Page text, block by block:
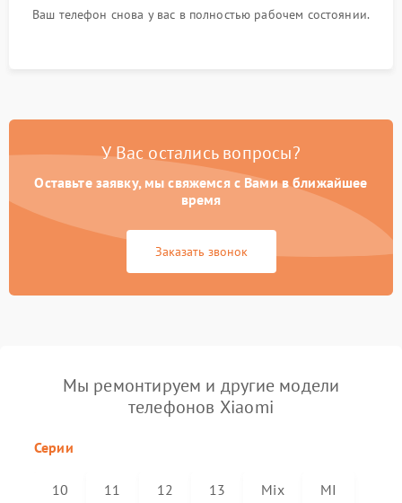
Ваш телефон снова у вас в полностью рабочем состоянии.
У Вас остались вопросы?
Оставьте заявку, мы свяжемся с Вами в ближайшее
время
Заказать звонок
Мы ремонтируем и другие модели
телефонов Xiaomi
Серии
10 11 12 13 Mix MI